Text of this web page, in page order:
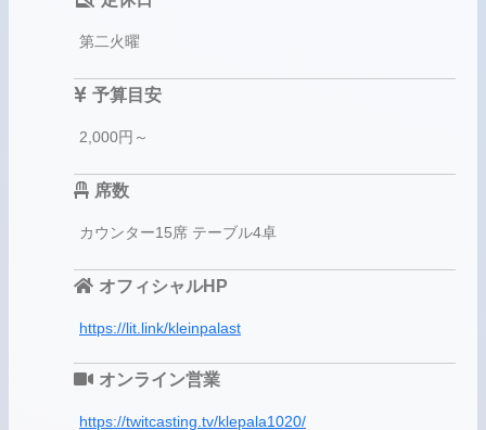
第二火曜
予算目安
2,000円～
席数
カウンター15席 テーブル4卓
オフィシャルHP
https://lit.link/kleinpalast
オンライン営業
https://twitcasting.tv/klepala1020/